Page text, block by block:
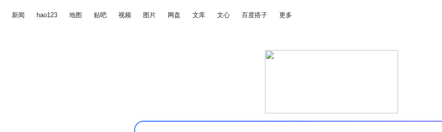
新闻 hao123 地图 贴吧 视频 图片 网盘 文库 文心 百度搭子 更多